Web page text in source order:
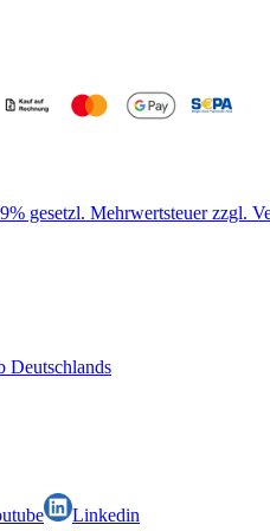
gesetzl. Mehrwertsteuer zzgl.
Deutschlands
Linkedin